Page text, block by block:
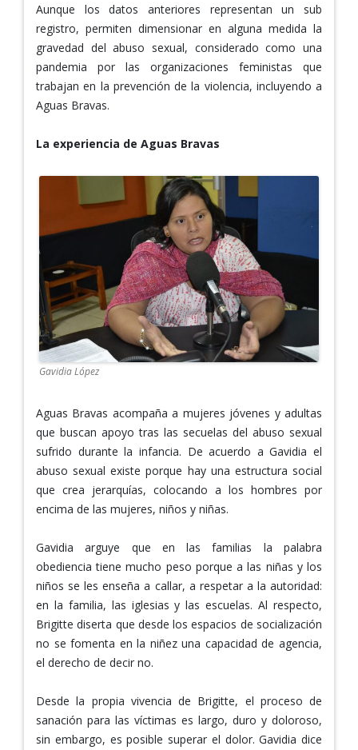
Aunque los datos anteriores representan un sub
registro, permiten dimensionar en alguna medida la
gravedad del abuso sexual, considerado como una
pandemia por las organizaciones feministas que
trabajan en la prevención de la violencia, incluyendo a
Aguas Bravas.
La experiencia de Aguas Bravas
Gavidia López
Aguas Bravas acompaña a mujeres jóvenes y adultas
que buscan apoyo tras las secuelas del abuso sexual
sufrido durante la infancia. De acuerdo a Gavidia el
abuso sexual existe porque hay una estructura social
que crea jerarquías, colocando a los hombres por
encima de las mujeres, niños y niñas.
Gavidia arguye que en las familias la palabra
obediencia tiene mucho peso porque a las niñas y los
niños se les enseña a callar, a respetar a la autoridad:
en la familia, las iglesias y las escuelas. Al respecto,
Brigitte diserta que desde los espacios de socialización
no se fomenta en la niñez una capacidad de agencia,
el derecho de decir no.
Desde la propia vivencia de Brigitte, el proceso de
sanación para las víctimas es largo, duro y doloroso,
sin embargo, es posible superar el dolor. Gavidia dice